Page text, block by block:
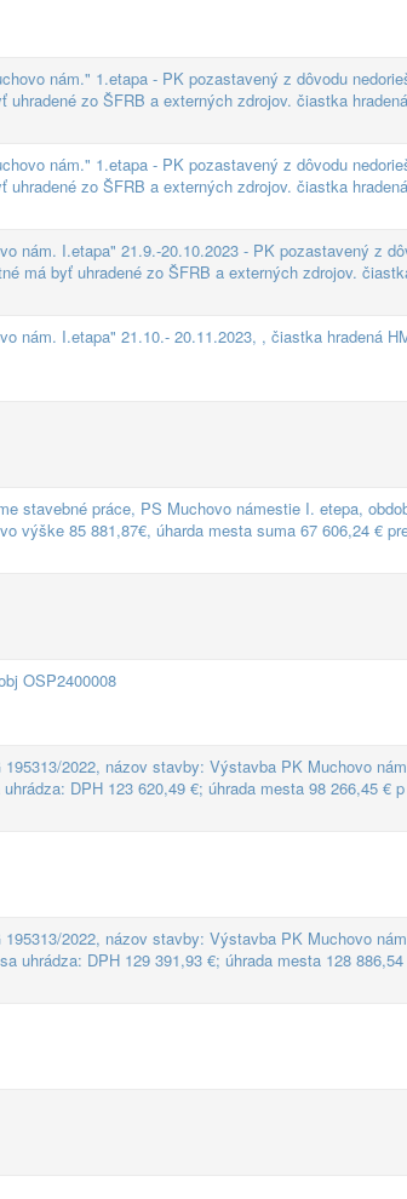
nám." 1.etapa - PK pozastavený z dôvodu
zo ŠFRB a externých zdrojov. čiastka
nám." 1.etapa - PK pozastavený z dôvodu
zo ŠFRB a externých zdrojov. čiastka
nám. I.etapa" 21.9.-20.10.2023 - PK pozastavený z
má byť uhradené zo ŠFRB a externých zdrojov.
nám. I.etapa" 21.10.- 20.11.2023, , čiastka hradená
stavebné práce, PS Muchovo námestie I. etepa,
výške 85 881,87€, úharda mesta suma 67 606,24 €
OSP2400008
2022, názov stavby: Výstavba PK Muchovo
DPH 123 620,49 €; úhrada mesta 98 266,45 € p
2022, názov stavby: Výstavba PK Muchovo
uhrádza: DPH 129 391,93 €; úhrada mesta 128